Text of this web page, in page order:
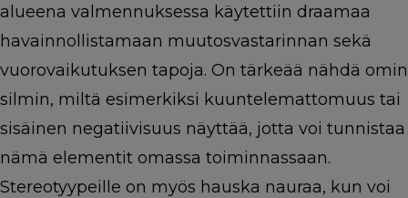
alueena valmennuksessa käytettiin draamaa
havainnollistamaan muutosvastarinnan sekä
vuorovaikutuksen tapoja. On tärkeää nähdä omin
silmin, miltä esimerkiksi kuuntelemattomuus tai
sisäinen negatiivisuus näyttää, jotta voi tunnistaa
nämä elementit omassa toiminnassaan.
Stereotyypeille on myös hauska nauraa, kun voi